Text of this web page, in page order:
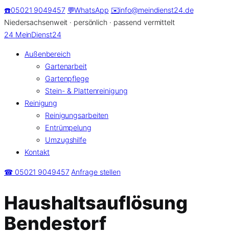
Zum
Inhalt
springen
☎️05021 9049457 💬WhatsApp ✉️info@meindienst24.de
Niedersachsenweit · persönlich · passend vermittelt
24 MeinDienst24
Außenbereich
Gartenarbeit
Gartenpflege
Stein- & Plattenreinigung
Reinigung
Reinigungsarbeiten
Entrümpelung
Umzugshilfe
Kontakt
☎ 05021 9049457 Anfrage stellen
Haushaltsauflösung
Bendestorf